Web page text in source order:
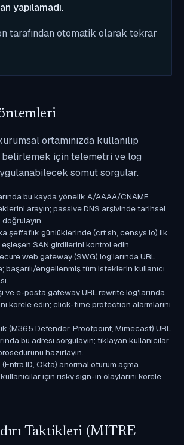
yapılamadı.
tarafından otomatik olarak tekrar
ortamınızda kullanılıp
belirlemek için telemetri ve log
somut sorgular.
bu kayda yönelik A/AAAA/CNAME
arayın; passive DNS arşivinde tarihsel
şeffaflık günlüklerinde (crt.sh, censys.io) ilk
SAN girdilerini kontrol edin.
web gateway (SWG) log'larında URL
başarılı/engellenmiş tüm isteklerin kullanıcı
ve e-posta gateway URL rewrite log'larında
korele edin; click-time protection alarmlarını
(M365 Defender, Proofpoint, Mimecast) URL
bu adresi sorgulayın; tıklayan kullanıcılar
hazırlayın.
(Entra ID, Okta) anormal oturum açma
için risky sign-in olaylarını korele
Taktikleri (MITRE